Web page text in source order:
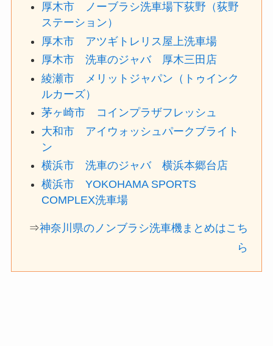
厚木市 ノーブラシ洗車場下荻野（荻野
ステーション）
厚木市 アツギトレリス屋上洗車場
厚木市 洗車のジャバ 厚木三田店
綾瀬市 メリットジャパン（トゥインク
ルカーズ）
茅ヶ崎市 コインプラザフレッシュ
大和市 アイウォッシュパークブライト
ン
横浜市 洗車のジャバ 横浜本郷台店
横浜市 YOKOHAMA SPORTS
COMPLEX洗車場
⇒神奈川県のノンブラシ洗車機まとめはこち
ら